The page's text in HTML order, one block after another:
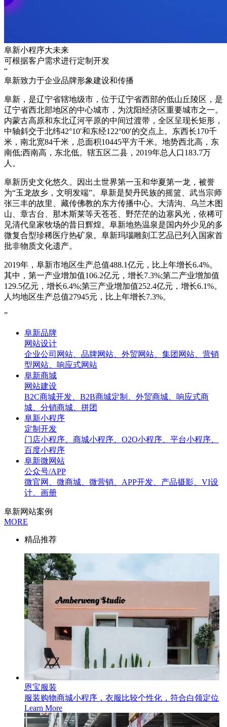
阜新小程序大未来
可根据客户需求进行定制开发
“
阜新致力于企业品牌形象建设和传播
阜新，是辽宁省辖地级市，位于辽宁省西部的低山丘陵区，是
辽宁省西北部地区的中心城市，为沈阳经济区重要城市之一。
内蒙古高原和东北辽河平原的中间过渡带，全区呈现长矩形，
中轴斜交于北纬42°10′和东经122°00′的交点上。东西长170千
米，南北宽84千米，总面积10445平方千米。地势西北高，东
南低;西南高，东北低。辖五区二县，2019年总人口183.7万
人。
阜新历史文化悠久。因出土世界第一玉和华夏第一龙，被誉
为“玉龙故乡，文明发端”。阜新是契丹民族的摇篮、武当宗师
张三丰的故里、藏传佛教的东方传播中心。大清沟、乌兰木图
山、章古台、那木斯莱等天苍苍、野茫茫的边塞风光，依稀可
见清代皇家牧场的昔日辉煌。阜新地热温泉是国内外少见的多
微复合型珍稀医疗热矿泉。阜新玛瑙雕刻工艺品已列入国家首
批非物质文化遗产。
2019年，阜新市地区生产总值488.1亿元，比上年增长6.4%。
其中，第一产业增加值106.2亿元，增长7.3%;第二产业增加值
129.5亿元，增长6.4%;第三产业增加值252.4亿元，增长6.1%。
人均地区生产总值27945元，比上年增长7.3%。
”
阜新品牌
网站设计
企业公司网站、品牌网站、外贸网站、集团网站、营销
型网站、响应式网站
阜新商城
网站建设
B2C商城开发、B2B商城定制、外贸商城、响应式商
城、分销商城、拼团
阜新小程序
定制开发
门店小程序、商城小程序、O2O小程序、平台小程序、
百度小程序
阜新微网站
公众号/APP
微官网、微商城、微营销、APP开发、产品摄影、VI设
计、画册
阜新网站案例
MORE
精品推荐
恩宝服装
服装购物商城小程序，衣服比较个性化，符合白领定位
Learn More